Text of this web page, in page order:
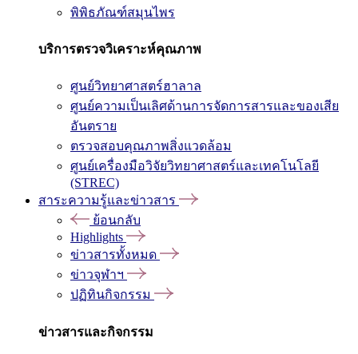
พิพิธภัณฑ์สมุนไพร
บริการตรวจวิเคราะห์คุณภาพ
ศูนย์วิทยาศาสตร์ฮาลาล
ศูนย์ความเป็นเลิศด้านการจัดการสารและของเสีย
อันตราย
ตรวจสอบคุณภาพสิ่งแวดล้อม
ศูนย์เครื่องมือวิจัยวิทยาศาสตร์และเทคโนโลยี
(STREC)
สาระความรู้และข่าวสาร
ย้อนกลับ
Highlights
ข่าวสารทั้งหมด
ข่าวจุฬาฯ
ปฏิทินกิจกรรม
ข่าวสารและกิจกรรม